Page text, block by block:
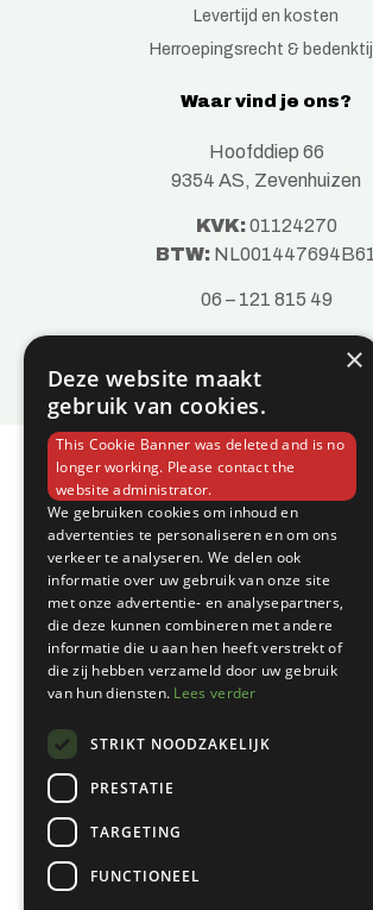
Levertijd en kosten
Herroepingsrecht &
Waar vind je ons?
Hoofddiep 66
9354 AS, Zevenhuizen
KVK:01124270
BTW:
06 – 121 815 49
×
Deze website maakt
gebruik van cookies.
This Cookie Banner was deleted and is no
longer working. Please contact the
website administrator.
We gebruiken cookies om inhoud en
advertenties te personaliseren en om ons
verkeer te analyseren. We delen ook
informatie over uw gebruik van onze site
met onze advertentie- en analysepartners,
die deze kunnen combineren met andere
informatie die u aan hen heeft verstrekt of
die zij hebben verzameld door uw gebruik
van hun diensten. Lees verder
STRIKT NOODZAKELIJK
PRESTATIE
TARGETING
FUNCTIONEEL